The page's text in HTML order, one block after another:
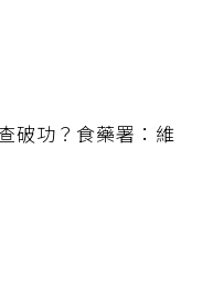
破功？食藥署：維